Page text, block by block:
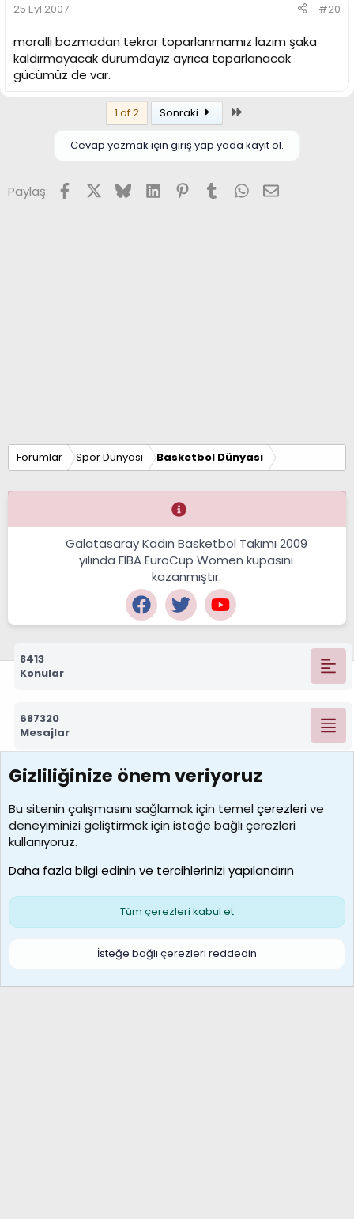
25 Eyl 2007 #20
moralli bozmadan tekrar toparlanmamız lazım şaka
kaldırmayacak durumdayız ayrıca toparlanacak
gücümüz de var.
1 of 2 Sonraki
Cevap yazmak için giriş yap yada kayıt ol.
Paylaş: FacebookX (Twitter)
BlueskyLinkedInPinterest
TumblrWhatsApp
E-posta
Forumlar Spor Dünyası Basketbol Dünyası
Galatasaray Kadın Basketbol Takımı 2009
yılında FIBA EuroCup Women kupasını
kazanmıştır.
8413
Konular
687320
Mesajlar
7390
Kullanıcılar
MosesBrownHayranı
Son üye
Çerezler
S
Gizliliğinize önem veriyoruz
Bu sitenin çalışmasını sağlamak için temelçerezlerive
deneyiminizi geliştirmek için isteğe bağlı çerezleri
kullanıyoruz.
Daha fazla bilgi edinin ve tercihlerinizi yapılandırın
Tüm çerezleri kabul et
İsteğe bağlı çerezleri reddedin